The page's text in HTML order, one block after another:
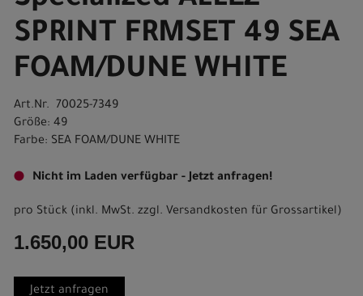
SPRINT FRMSET 49 SEA
FOAM/DUNE WHITE
Art.Nr. 70025-7349
Größe: 49
Farbe: SEA FOAM/DUNE WHITE
Nicht im Laden verfügbar - Jetzt anfragen!
pro Stück (inkl. MwSt. zzgl. Versandkosten für Grossartikel)
1.650,00 EUR
Jetzt anfragen